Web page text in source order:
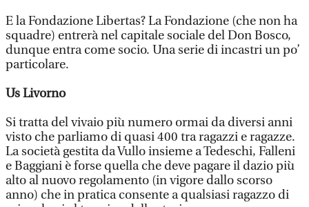
E la Fondazione Libertas? La Fondazione (che non ha
squadre) entrerà nel capitale sociale del Don Bosco,
dunque entra come socio. Una serie di incastri un po’
particolare.
Us Livorno
Si tratta del vivaio più numero ormai da diversi anni
visto che parliamo di quasi 400 tra ragazzi e ragazze.
La società gestita da Vullo insieme a Tedeschi, Falleni
e Baggiani è forse quella che deve pagare il dazio più
alto al nuovo regolamento (in vigore dallo scorso
anno) che in pratica consente a qualsiasi ragazzo di